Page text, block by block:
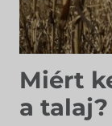
Miért
a talaj?